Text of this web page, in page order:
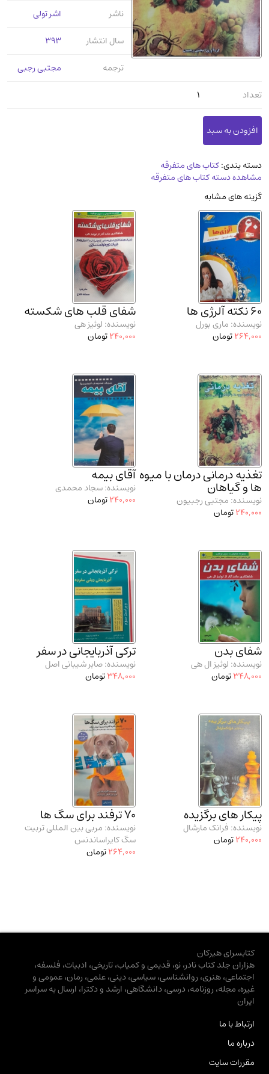
عرفانی و سلوک(45)
الکترونیک(11)
دایره المعارف و فرهنگ(13)
کتاب های قدیمی دینی و مذهبی
طراحی هنر و نقاشی و مجسمه سازی
زندگینامه شهدا(9)
کتاب چاپ سنگی و کتاب خطی قدیمی
جغرافیا(9)
استخدامی و کاریابی دولتی و خصوصی.سوالـات
و آزمونها(2)
آموزشی و کنکوری
مدرسان شریف و انتشارت ارشد کتاب‌های..(2)
دانشگاه پیامـ نور
ناشر
اشر تولی
سال انتشار
393
ترجمه
مجتبی رجبی
تعداد
1
دسته بندی:کتاب های متفرقه
مشاهده دسته کتاب های متفرقه
گزینه های مشابه
60 نکته آلرژی ها
نویسنده: ماری بورل
264,000تومان
شفای قلب های شکسته
نویسنده: لوئیز هی
240,000تومان
تغذیه درمانی درمان با میوه
ها و گیاهان
نویسنده: مجتبی رجبیون
240,000تومان
آقای بیمه
نویسنده: سجاد محمدی
240,000تومان
شفای بدن
نویسنده: لوئیز ال هی
348,000تومان
ترکی آذربایجانی در سفر
نویسنده: صابر شیبانی اصل
348,000تومان
پیکار های برگزیده
نویسنده: فرانک مارشال
240,000تومان
70 ترفند برای سگ ها
نویسنده: مربی بین المللی تربیت
سگ کایراساندنس
264,000تومان
کتابسرای هیرکان
هزاران جلد کتاب نادر، نو، قدیمی و کمیاب، تاریخی، ادبیات، فلسفه،
اجتماعی، هنری، روانشناسی، سیاسی، دینی، علمی، رمان، عمومی و
غیره، مجله، روزنامه، درسی، دانشگاهی، ارشد و دکترا، ارسال به سراسر
ایران
ارتباط با ما
درباره ما
مقررات سایت